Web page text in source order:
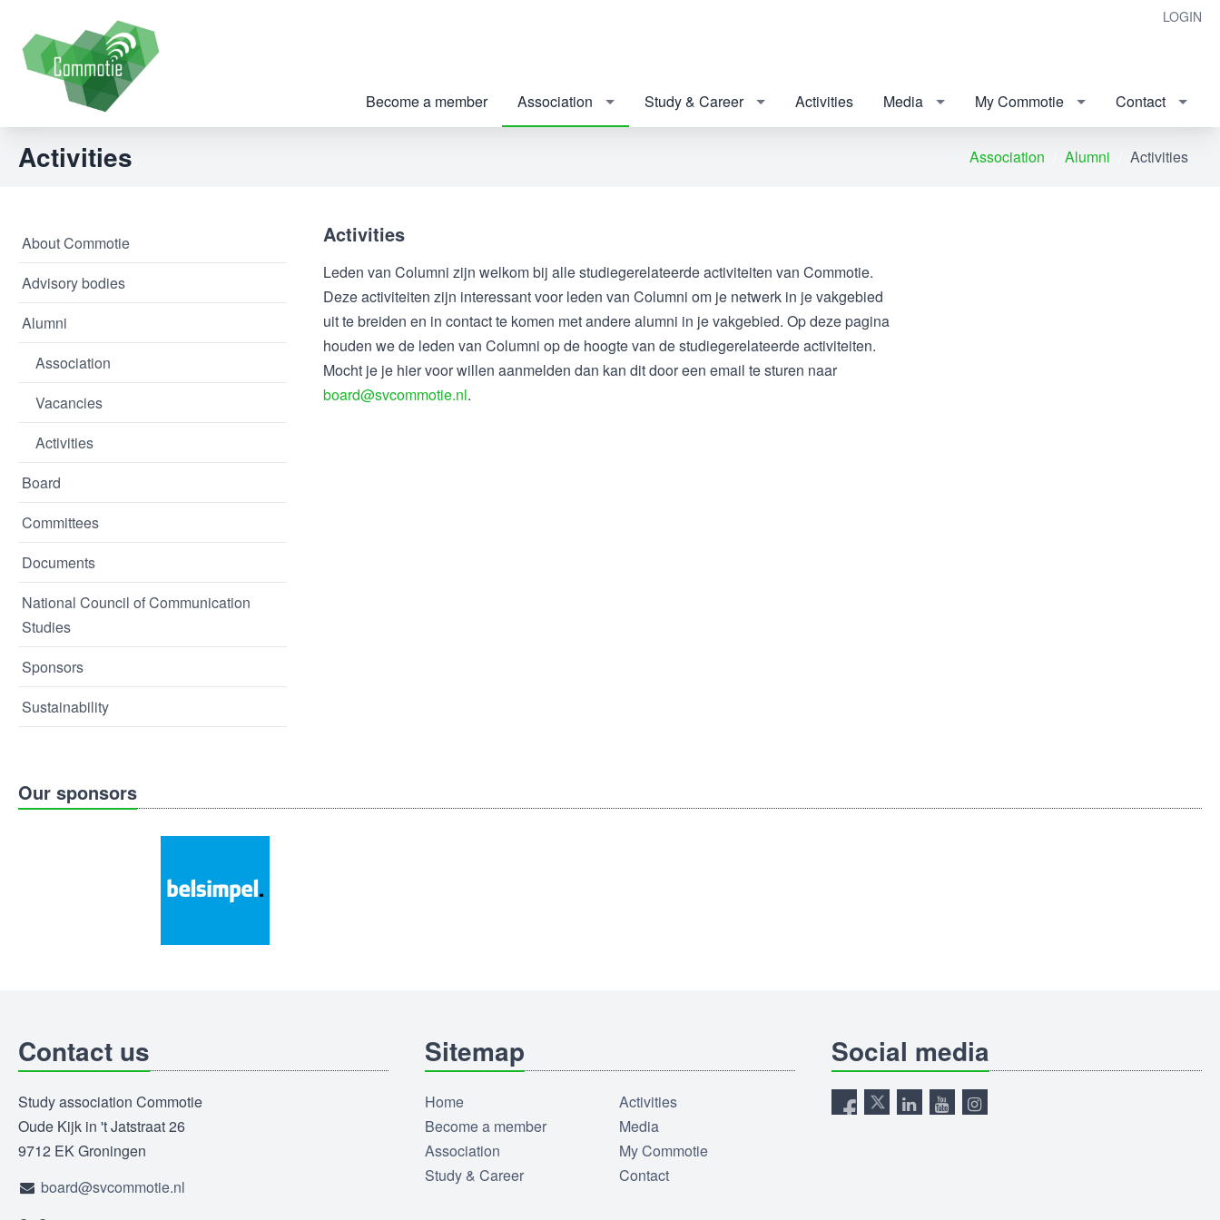
LOGIN
Become a member Association Study & Career Activities Media My Commotie Contact
Association Alumni Activities
Activities
About Commotie
Advisory bodies
Alumni
Association
Vacancies
Activities
Board
Committees
Documents
National Council of Communication
Studies
Sponsors
Sustainability
Activities
Leden van Columni zijn welkom bij alle studiegerelateerde activiteiten van Commotie.
Deze activiteiten zijn interessant voor leden van Columni om je netwerk in je vakgebied
uit te breiden en in contact te komen met andere alumni in je vakgebied. Op deze pagina
houden we de leden van Columni op de hoogte van de studiegerelateerde activiteiten.
Mocht je je hier voor willen aanmelden dan kan dit door een email te sturen naar
board@svcommotie.nl.
Our sponsors
Contact us
Study association Commotie
Oude Kijk in 't Jatstraat 26
9712 EK Groningen
board@svcommotie.nl
Sitemap
Home
Become a member
Association
Study & Career
Activities
Media
My Commotie
Contact
Social media